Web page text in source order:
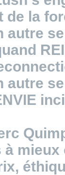
de la
autre
autre